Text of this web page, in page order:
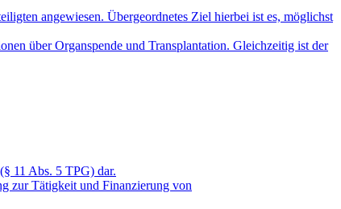
angewiesen. Übergeordnetes Ziel hierbei ist es, möglichst
über Organspende und Transplantation. Gleichzeitig ist der
11 Abs. 5 TPG) dar.
zur Tätigkeit und Finanzierung von